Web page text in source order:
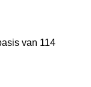
van 114